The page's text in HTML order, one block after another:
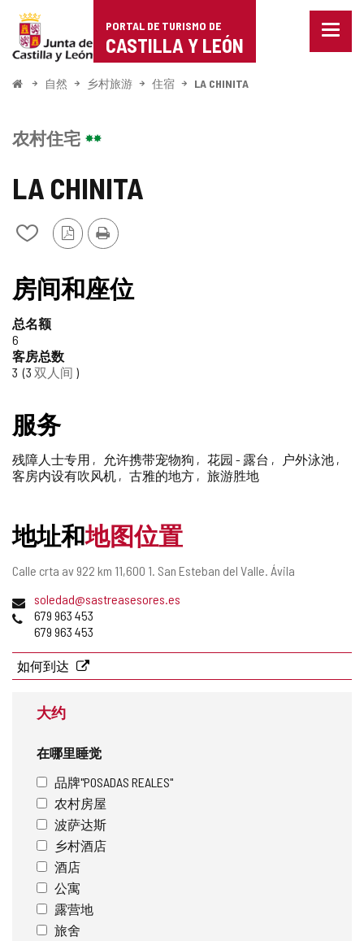
Portal
de
Turismo
Castilla
León
PORTAL DE TURISMO DE
CASTILLA Y LEÓN
菜
开
自然 乡村旅游 住宿 LA CHINITA
LA CHINITA
从
笔
记
中
加/
删
PDF
版
打
印
农村住宅
房间和座位
总名额
6
客房总数
3 3 双人间
服务
残障人士专用 允许携带宠物狗 花园 - 露台
户外泳池
客房内设有吹风机
古雅的地方 旅游胜地
地址和地图位置
邮
地
址
Calle crta av 922 km 11,600 1. San Esteban del Valle. Ávila
电
子
地
址
soledad@sastreasesores.es
电
679 963 453
679 963 453
如何到达
大约
在哪里睡觉
品牌"POSADAS REALES"
农村房屋
波萨达斯
乡村酒店
酒店
公寓
露营地
旅舍